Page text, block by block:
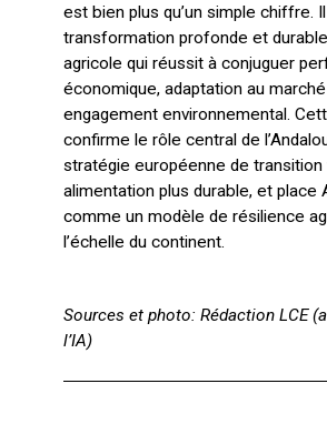
est bien plus qu’un simple chiffre.
transformation profonde et
agricole qui réussit à conjuguer
économique, adaptation au
engagement environnemental.
confirme le rôle central de
stratégie européenne de transition
alimentation plus durable, et place
comme un modèle de résilience
l’échelle du continent.
Sources et photo: Rédaction LCE
l’IA)